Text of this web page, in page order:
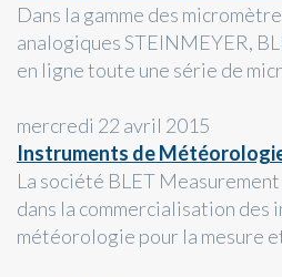
Dans la gamme des
analogiques STEINMEYER,
en ligne toute une série de
mercredi 22 avril 2015
Instruments de
La société BLET
dans la commercialisation des
météorologie pour la mesure